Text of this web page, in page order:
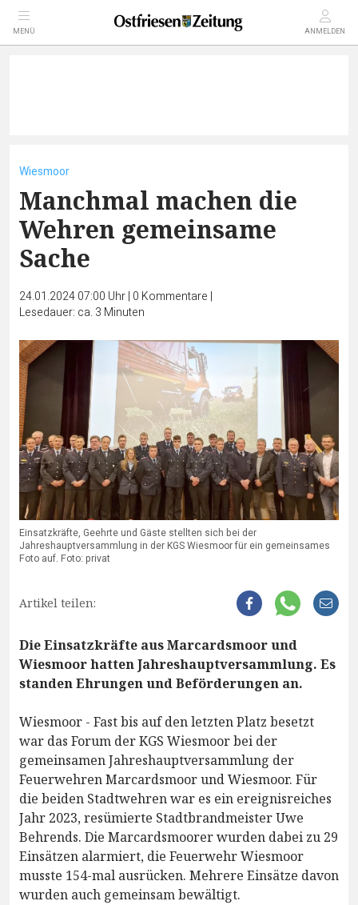
MENÜ ANMELDEN
Wiesmoor
Manchmal machen die
Wehren gemeinsame
Sache
24.01.2024 07:00 Uhr| 0 Kommentare |
Lesedauer: ca. 3 Minuten
Einsatzkräfte, Geehrte und Gäste stellten sich bei der
Jahreshauptversammlung in der KGS Wiesmoor für ein gemeinsames
Foto auf. Foto: privat
Artikel teilen:
Die Einsatzkräfte aus Marcardsmoor und
Wiesmoor hatten Jahreshauptversammlung. Es
standen Ehrungen und Beförderungen an.
Wiesmoor - Fast bis auf den letzten Platz besetzt
war das Forum der KGS Wiesmoor bei der
gemeinsamen Jahreshauptversammlung der
Feuerwehren Marcardsmoor und Wiesmoor. Für
die beiden Stadtwehren war es ein ereignisreiches
Jahr 2023, resümierte Stadtbrandmeister Uwe
Behrends. Die Marcardsmoorer wurden dabei zu 29
Einsätzen alarmiert, die Feuerwehr Wiesmoor
musste 154-mal ausrücken. Mehrere Einsätze davon
wurden auch gemeinsam bewältigt.